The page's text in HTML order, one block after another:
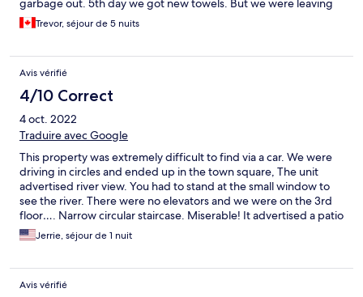
garbage out. 5th day we got new towels. But we were leaving
12 hours later…. Hard to communicate with management, If your
ok being self reliant the place is beautiful and amazing location
Trevor, séjour de 5 nuits
Avis vérifié
4/10 Correct
4 oct. 2022
Traduire avec Google
This property was extremely difficult to find via a car. We were
driving in circles and ended up in the town square, The unit
advertised river view. You had to stand at the small window to
see the river. There were no elevators and we were on the 3rd
floor…. Narrow circular staircase. Miserable! It advertised a patio
with river view. It was an enclosed cement area. No view. Save
yourself money and frustration. Stay somewhere else!
Jerrie, séjour de 1 nuit
Avis vérifié